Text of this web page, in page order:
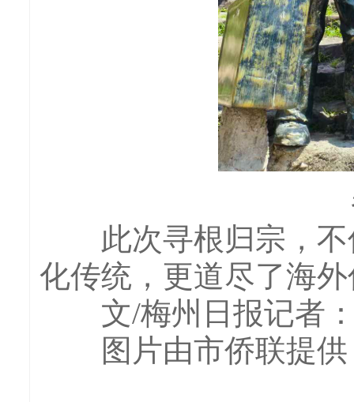
此次寻根归宗，不
化传统，更道尽了海
文/梅州日报记者：
图片由市侨联提供